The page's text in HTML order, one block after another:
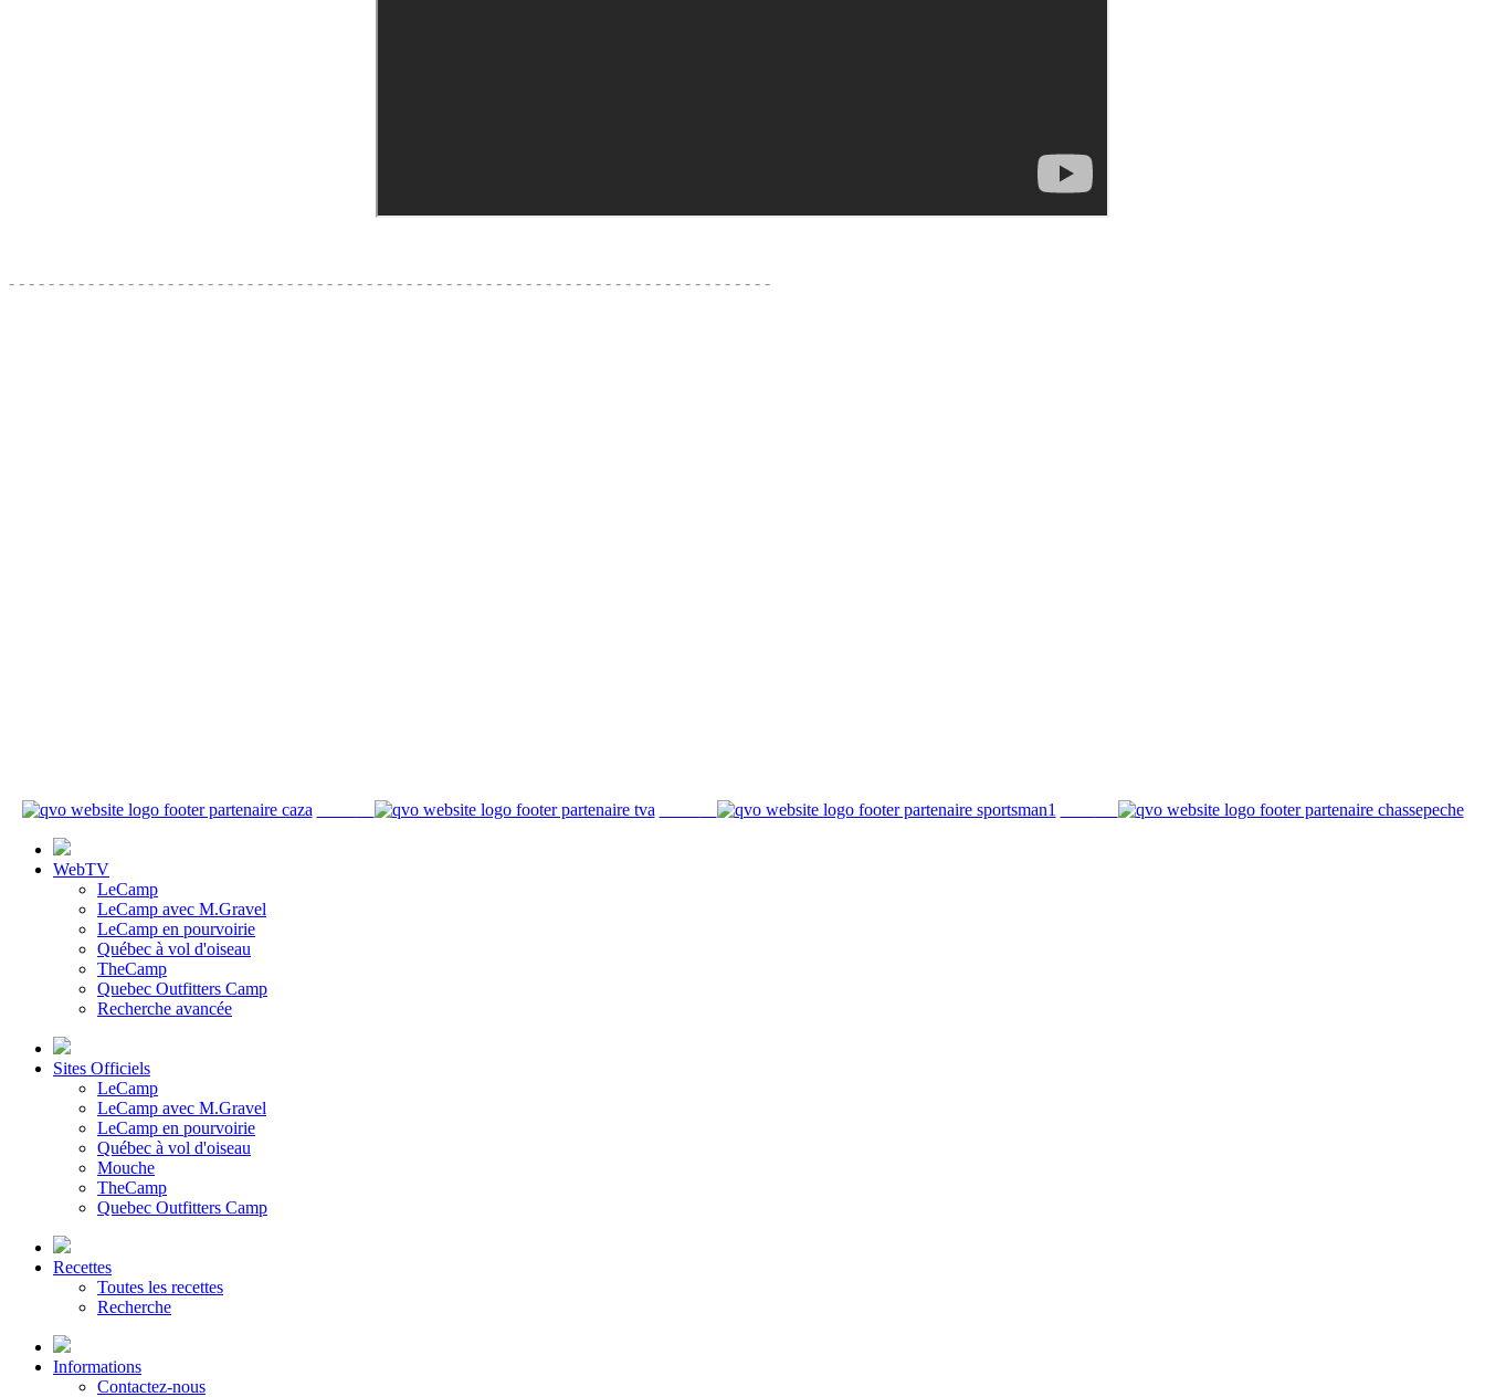
- - - - - - - - - - - - - - - - - - - - - - - - - - - - - - - - - - - - - - - - - - - - - - - - - - - - - - - - - - - - - - - - - - - - - - - - - - - - -
WebTV
LeCamp
LeCamp avec M.Gravel
LeCamp en pourvoirie
Québec à vol d'oiseau
TheCamp
Quebec Outfitters Camp
Recherche avancée
Sites Officiels
LeCamp
LeCamp avec M.Gravel
LeCamp en pourvoirie
Québec à vol d'oiseau
Mouche
TheCamp
Quebec Outfitters Camp
Recettes
Toutes les recettes
Recherche
Informations
Contactez-nous